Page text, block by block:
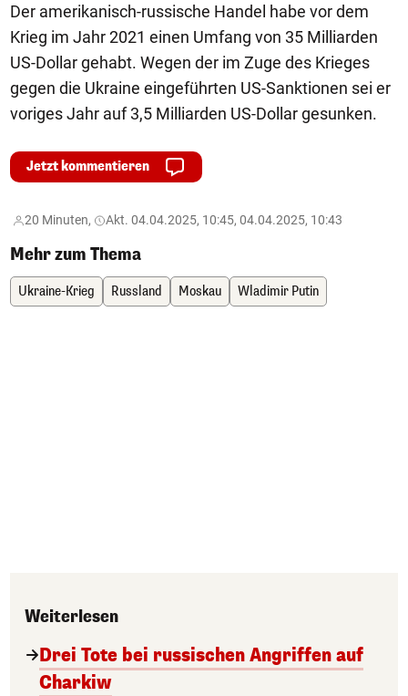
Der amerikanisch-russische Handel habe vor dem
Krieg im Jahr 2021 einen Umfang von 35 Milliarden
US-Dollar gehabt. Wegen der im Zuge des Krieges
gegen die Ukraine eingeführten US-Sanktionen sei er
voriges Jahr auf 3,5 Milliarden US-Dollar gesunken.
Jetzt kommentieren
20 Minuten, Akt. 04.04.2025, 10:45, 04.04.2025, 10:43
Mehr zum Thema
Ukraine-Krieg Russland Moskau Wladimir Putin
Weiterlesen
Drei Tote bei russischen Angriffen auf
Charkiw